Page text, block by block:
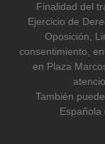
Finalidad del
Ejercicio de
Oposición,
consentimiento,
en Plaza
También
Española